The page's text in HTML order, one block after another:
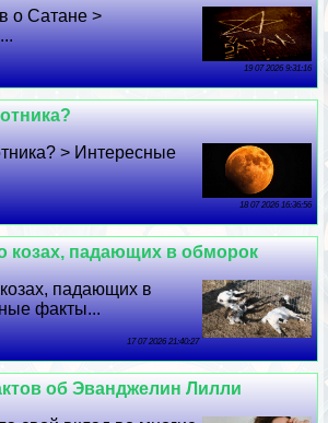
о Сатане >
19 07 2026 9:31:16
> Интересные
18 07 2026 16:36:56
козах, падающих в обморок
падающих в
факты...
17 07 2026 21:40:27
об Эванджелин Лилли